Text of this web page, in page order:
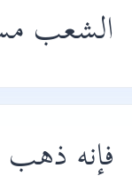
الشعب
فإنه ذهب